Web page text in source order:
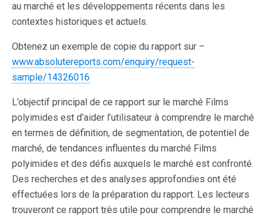
au marché et les développements récents dans les
contextes historiques et actuels.
Obtenez un exemple de copie du rapport sur –
www.absolutereports.com/enquiry/request-
sample/14326016
L’objectif principal de ce rapport sur le marché Films
polyimides est d’aider l’utilisateur à comprendre le marché
en termes de définition, de segmentation, de potentiel de
marché, de tendances influentes du marché Films
polyimides et des défis auxquels le marché est confronté.
Des recherches et des analyses approfondies ont été
effectuées lors de la préparation du rapport. Les lecteurs
trouveront ce rapport très utile pour comprendre le marché